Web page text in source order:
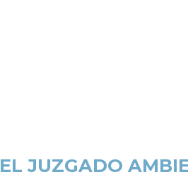
EL JUZGADO